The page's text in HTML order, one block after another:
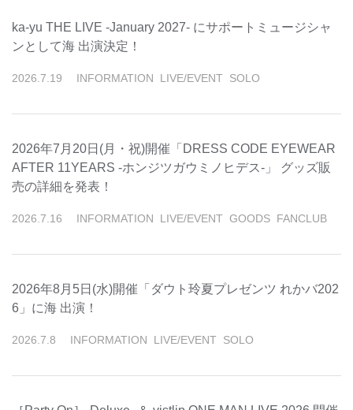
ka-yu THE LIVE -January 2027- にサポートミュージシャ
ンとして海 出演決定！
2026 7 19 INFORMATION LIVE/EVENT SOLO
2026年7月20日(月・祝)開催「DRESS CODE EYEWEAR
AFTER 11YEARS -ホンジツガウミノヒデス-」 グッズ販
売の詳細を発表！
2026 7 16 INFORMATION LIVE/EVENT GOODS FANCLUB
2026年8月5日(水)開催「ダウト玲夏プレゼンツ れかバ202
6」に海 出演！
2026 7 8 INFORMATION LIVE/EVENT SOLO